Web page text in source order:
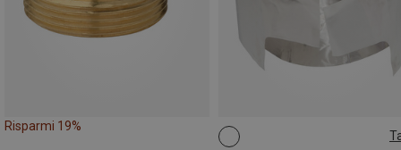
Risparmi 19%
ONE SIZE